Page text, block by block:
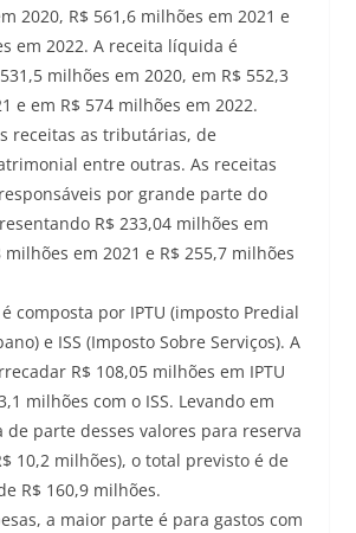
2020, R$ 561,6 milhões em 2021 e
em 2022. A receita líquida é
milhões em 2020, em R$ 552,3
e em R$ 574 milhões em 2022.
receitas as tributárias, de
entre outras. As receitas
por grande parte do
R$ 233,04 milhões em
milhões em 2021 e R$ 255,7 milhões
composta por IPTU (imposto Predial
e ISS (Imposto Sobre Serviços). A
R$ 108,05 milhões em IPTU
milhões com o ISS. Levando em
parte desses valores para reserva
10,2 milhões), o total previsto é de
R$ 160,9 milhões.
a maior parte é para gastos com